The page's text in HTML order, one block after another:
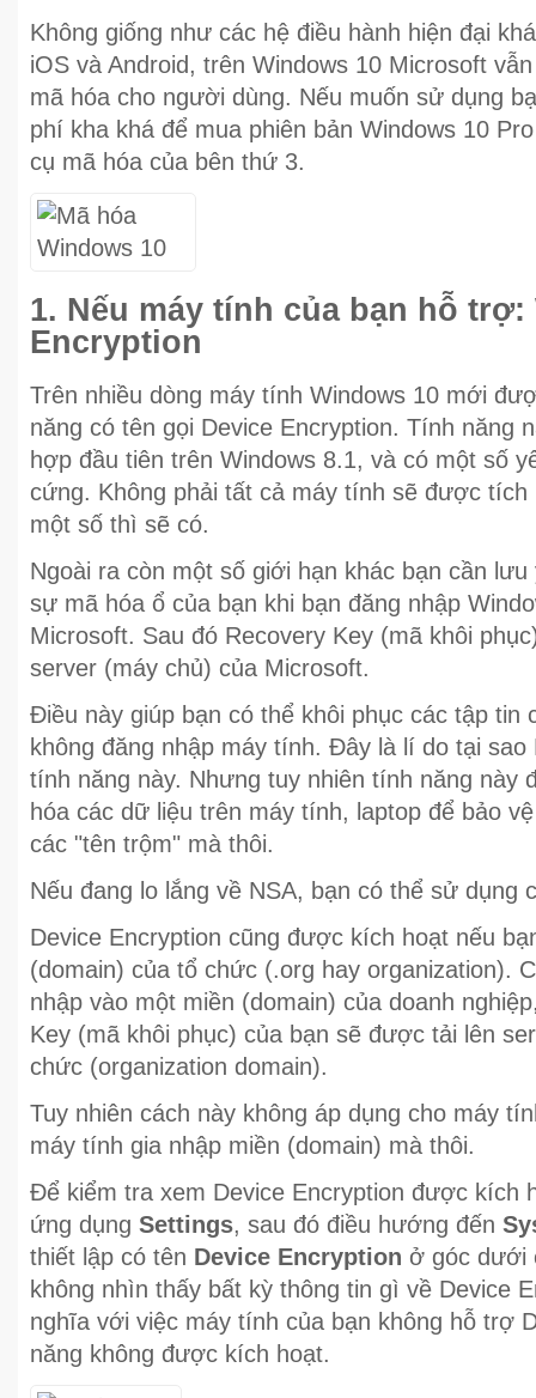
Không giống như các hệ điều hành hiện đại
iOS và Android, trên Windows 10 Microsoft
mã hóa cho người dùng. Nếu muốn sử dụng
phí kha khá để mua phiên bản Windows 10
cụ mã hóa của bên thứ 3.
1. Nếu máy tính của bạn hỗ trợ:
Encryption
Trên nhiều dòng máy tính Windows 10 mới
năng có tên gọi Device Encryption. Tính năng
hợp đầu tiên trên Windows 8.1, và có một số
cứng. Không phải tất cả máy tính sẽ được
một số thì sẽ có.
Ngoài ra còn một số giới hạn khác bạn cần
sự mã hóa ổ của bạn khi bạn đăng nhập
Microsoft. Sau đó Recovery Key (mã khôi
server (máy chủ) của Microsoft.
Điều này giúp bạn có thể khôi phục các tập tin
không đăng nhập máy tính. Đây là lí do tại sao
tính năng này. Nhưng tuy nhiên tính năng này
hóa các dữ liệu trên máy tính, laptop để bảo
các "tên trộm" mà thôi.
Nếu đang lo lắng về NSA, bạn có thể sử dụng
Device Encryption cũng được kích hoạt nếu
(domain) của tổ chức (.org hay organization).
nhập vào một miền (domain) của doanh
Key (mã khôi phục) của bạn sẽ được tải lên
chức (organization domain).
Tuy nhiên cách này không áp dụng cho máy
máy tính gia nhập miền (domain) mà thôi.
Để kiểm tra xem Device Encryption được kích
ứng dụng Settings, sau đó điều hướng đến
thiết lập có tên Device Encryption ở góc dưới
không nhìn thấy bất kỳ thông tin gì về Device
nghĩa với việc máy tính của bạn không hỗ trợ
năng không được kích hoạt.